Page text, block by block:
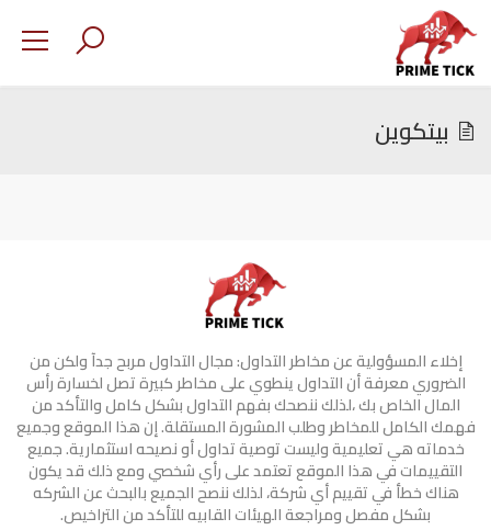
بيتكوين
إخلاء المسؤولية عن مخاطر التداول: مجال التداول مربح جدآ ولكن من
الضروري معرفة أن التداول ينطوي على مخاطر كبيرة تصل لخسارة رأس
المال الخاص بك ،لذلك ننصحك بفهم التداول بشكل كامل والتأكد من
فهمك الكامل للمخاطر وطلب المشورة المستقلة. إن هذا الموقع وجميع
خدماته هي تعليمية وليست توصية تداول أو نصيحه استثمارية. جميع
التقييمات في هذا الموقع تعتمد على رأي شخصي ومع ذلك قد يكون
هناك خطأ في تقييم أي شركة، لذلك ننصح الجميع بالبحث عن الشركه
بشكل مفصل ومراجعة الهيئات القابيه للتأكد من التراخيص.